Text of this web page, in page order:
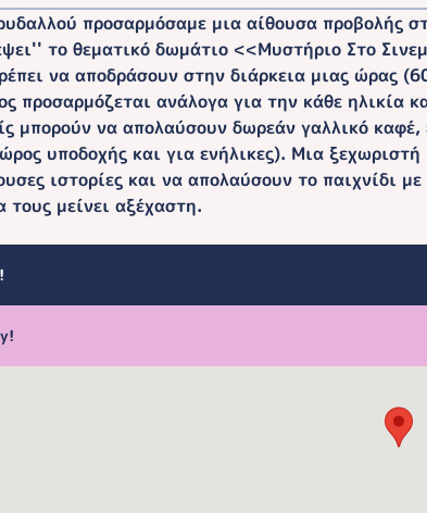
προσαρμόσαμε μια αίθουσα προβολής
το θεματικό δωμάτιο <<Μυστήριο Στο
να αποδράσουν στην διάρκεια μιας ώρας
προσαρμόζεται ανάλογα για την κάθε
μπορούν να απολαύσουν δωρεάν γαλλικό
υποδοχής και για ενήλικες). Μια
ιστορίες και να απολαύσουν το παιχνίδι
μείνει αξέχαστη.